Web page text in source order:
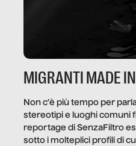
MIGRANTI MADE
Non c’è più tempo per
stereotipi e luoghi comuni
reportage di SenzaFiltro
sotto i molteplici profili di